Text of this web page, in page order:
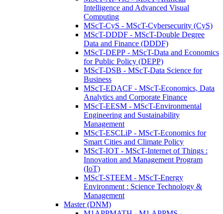
Intelligence and Advanced Visual
Computing
MScT-CyS - MScT-Cybersecurity (CyS)
MScT-DDDF - MScT-Double Degree
Data and Finance (DDDF)
MScT-DEPP - MScT-Data and Economics
for Public Policy (DEPP)
MScT-DSB - MScT-Data Science for
Business
MScT-EDACF - MScT-Economics, Data
Analytics and Corporate Finance
MScT-EESM - MScT-Environmental
Engineering and Sustainability
Management
MScT-ESCLiP - MScT-Economics for
Smart Cities and Climate Policy
MScT-IOT - MScT-Internet of Things :
Innovation and Management Program
(IoT)
MScT-STEEM - MScT-Energy
Environment : Science Technology &
Management
Master (DNM)